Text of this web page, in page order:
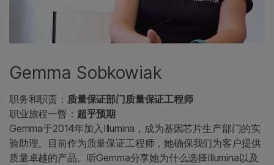
Gemma Sobkowiak
职务和职责： 质量保证部门质量保证工程师
职业旅程一瞥： 超乎预期
Gemma于2014年加入Illumina，成为基因芯片生产部门的实
验助理。目前作为质量保证工程师，她确保我们为客户提供
质量卓越的产品。听Gemma分享她为什么选择Illumina以及